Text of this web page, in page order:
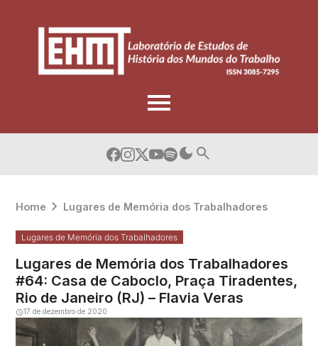
Home Lugares de Memória dos Trabalhadores
Lugares de Memória dos Trabalhadores
Lugares de Memória dos Trabalhadores
#64: Casa de Caboclo, Praça Tiradentes,
Rio de Janeiro (RJ) – Flavia Veras
17 de dezembro de 2020